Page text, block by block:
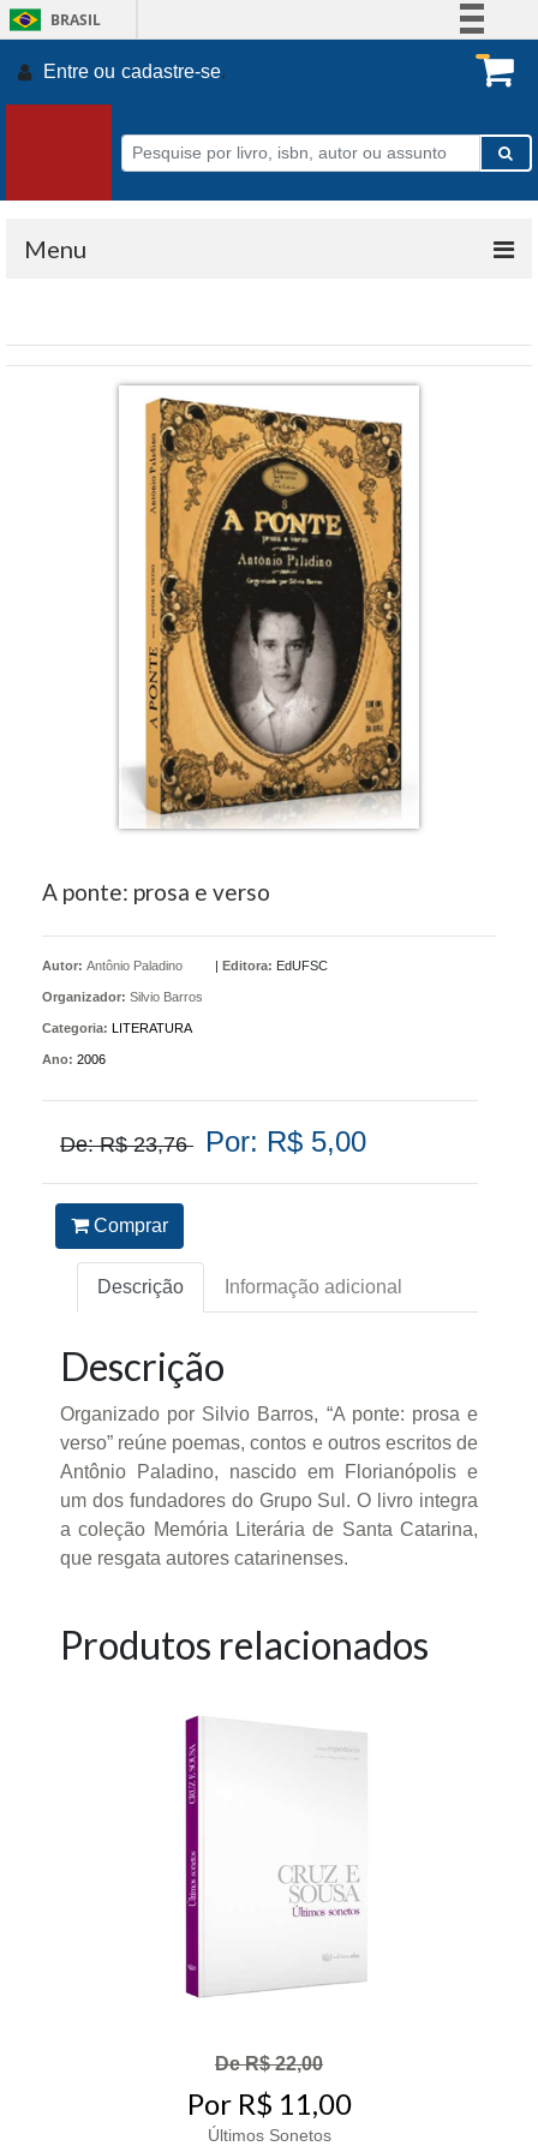
BRASIL
Participe
Acesso à informação
Legislação
Entre ou cadastre-se.
Menu
A ponte: prosa e verso
Autor: Antônio Paladino
Organizador: Silvio Barros
| Editora: EdUFSC
Categoria: LITERATURA
Ano: 2006
De: R$ 23,76 Por: R$ 5,00
Comprar
Descrição Informação adicional
Descrição
Organizado por Silvio Barros, “A ponte: prosa e
verso” reúne poemas, contos e outros escritos de
Antônio Paladino, nascido em Florianópolis e
um dos fundadores do Grupo Sul. O livro integra
a coleção Memória Literária de Santa Catarina,
que resgata autores catarinenses.
Produtos relacionados
De R$ 22,00
Por R$ 11,00
Últimos Sonetos